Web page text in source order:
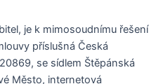
je k mimosoudnímu řešení
příslušná Česká
se sídlem Štěpánská
Město, internetová